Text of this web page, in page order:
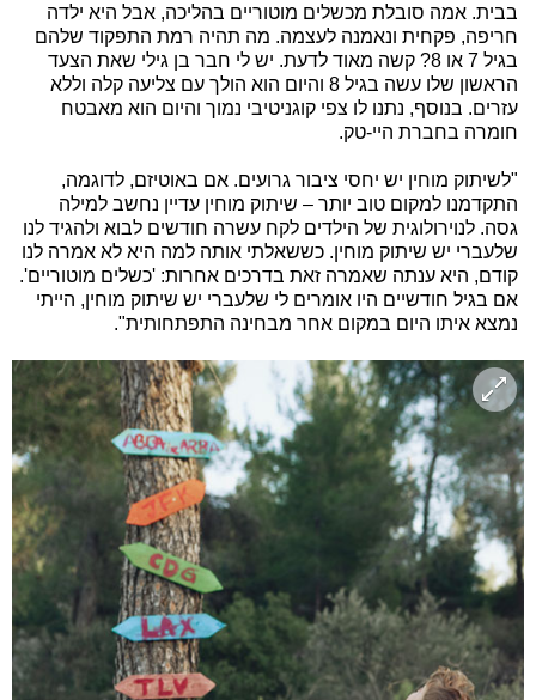
בבית. אמה סובלת מכשלים מוטוריים בהליכה, אבל היא ילדה
חריפה, פקחית ונאמנה לעצמה. מה תהיה רמת התפקוד שלהם
בגיל 7 או 8? קשה מאוד לדעת. יש לי חבר בן גילי שאת הצעד
הראשון שלו עשה בגיל 8 והיום הוא הולך עם צליעה קלה וללא
עזרים. בנוסף, נתנו לו צפי קוגניטיבי נמוך והיום הוא מאבטח
חומרה בחברת היי-טק.
"לשיתוק מוחין יש יחסי ציבור גרועים. אם באוטיזם, לדוגמה,
התקדמנו למקום טוב יותר – שיתוק מוחין עדיין נחשב למילה
גסה. לנוירולוגית של הילדים לקח עשרה חודשים לבוא ולהגיד לנו
שלעברי יש שיתוק מוחין. כששאלתי אותה למה היא לא אמרה לנו
קודם, היא ענתה שאמרה זאת בדרכים אחרות: 'כשלים מוטוריים'.
אם בגיל חודשיים היו אומרים לי שלעברי יש שיתוק מוחין, הייתי
נמצא איתו היום במקום אחר מבחינה התפתחותית".